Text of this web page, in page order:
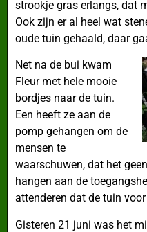
strookje gras erlangs, dat
Ook zijn er al heel wat
oude tuin gehaald, daar
Net na de bui kwam
Fleur met hele mooie
bordjes naar de tuin.
Een heeft ze aan de
pomp gehangen om de
mensen te
waarschuwen, dat het
hangen aan de
attenderen dat de tuin
Gisteren 21 juni was het